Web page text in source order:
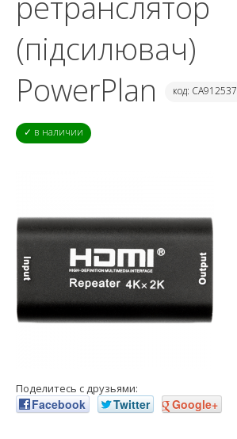
(підсилювач)
PowerPlan
код: CA912537
✓ в наличии
Поделитесь с друзьями:
Facebook Twitter Google+